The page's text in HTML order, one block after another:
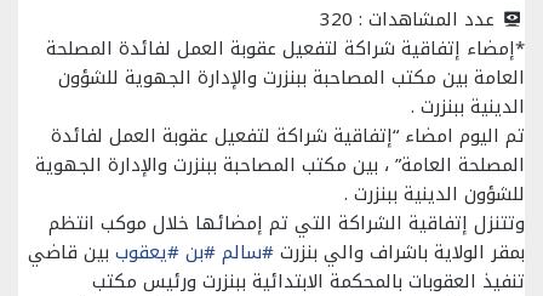
عدد المشاهدات : 320
*إمضاء إتفاقية شراكة لتفعيل عقوبة العمل لفائدة المصلحة
العامة بين مكتب المصاحبة ببنزرت والإدارة الجهوية للشؤون
الدينية ببنزرت .
تم اليوم امضاء “إتفاقية شراكة لتفعيل عقوبة العمل لفائدة
المصلحة العامة” ، بين مكتب المصاحبة ببنزرت والإدارة الجهوية
للشؤون الدينية ببنزرت .
وتتنزل إتفاقية الشراكة التي تم إمضائها خلال موكب انتظم
بمقر الولاية باشراف والي بنزرت#سالم#بن#يعقوب بين قاضي
تنفيذ العقوبات بالمحكمة الابتدائية ببنزرت ورئيس مكتب